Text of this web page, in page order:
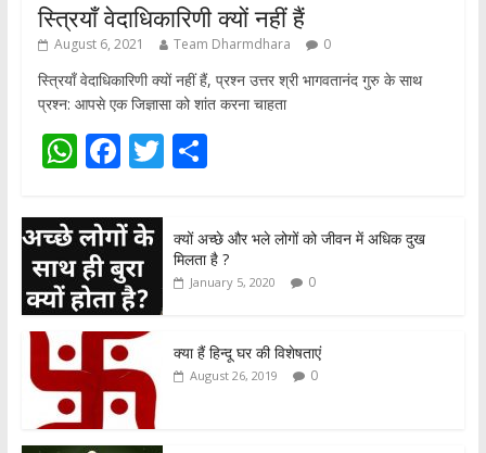
स्त्रियाँ वेदाधिकारिणी क्यों नहीं हैं
August 6, 2021 Team Dharmdhara 0
स्त्रियाँ वेदाधिकारिणी क्यों नहीं हैं, प्रश्न उत्तर श्री भागवतानंद गुरु के साथ
प्रश्न: आपसे एक जिज्ञासा को शांत करना चाहता
W
at
s
A
p
p
F
e
b
o
o
k
T
itt
er
S
ar
e
क्यों अच्छे और भले लोगों को जीवन में अधिक दुख
मिलता है ?
January 5, 2020 0
क्या हैं हिन्दू घर की विशेषताएं
August 26, 2019 0